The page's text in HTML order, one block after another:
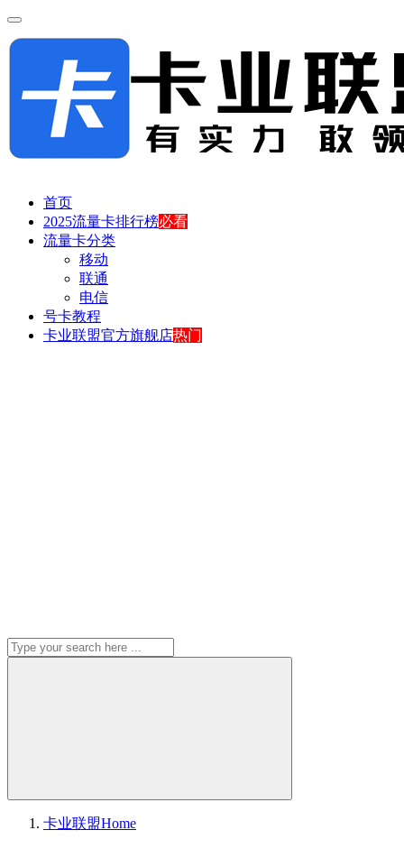
首页
2025流量卡排行榜必看
流量卡分类
移动
联通
电信
号卡教程
卡业联盟官方旗舰店热门
卡业联盟Home